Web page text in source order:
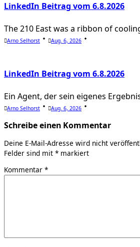
LinkedIn Beitrag vom 6.8.2026
The 210 East was a ribbon of
Arno Selhorst Aug. 6, 2026
LinkedIn Beitrag vom 6.8.2026
Ein Agent, der sein eigenes
Arno Selhorst Aug. 6, 2026
Schreibe einen Kommentar
Deine E-Mail-Adresse wird nicht
Felder sind mit * markiert
Kommentar *